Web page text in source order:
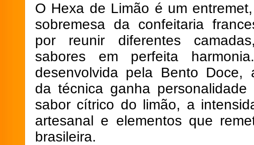
O Hexa de Limão é um
sobremesa da confeitaria
por reunir diferentes
sabores em perfeita
desenvolvida pela Bento Doce,
da técnica ganha
sabor cítrico do limão, a
artesanal e elementos que
brasileira.